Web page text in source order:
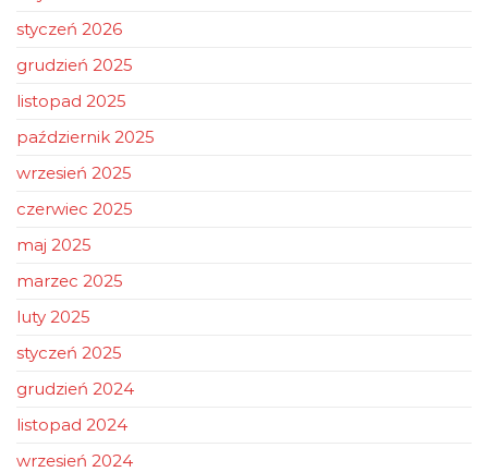
styczeń 2026
grudzień 2025
listopad 2025
październik 2025
wrzesień 2025
czerwiec 2025
maj 2025
marzec 2025
luty 2025
styczeń 2025
grudzień 2024
listopad 2024
wrzesień 2024